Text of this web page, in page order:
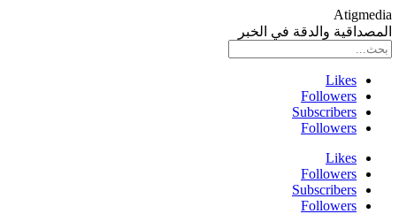
Atigmedia
المصداقية والدقة في الخبر
Likes
Followers
Subscribers
Followers
Likes
Followers
Subscribers
Followers